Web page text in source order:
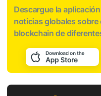
Descargue la
noticias globales
blockchain de